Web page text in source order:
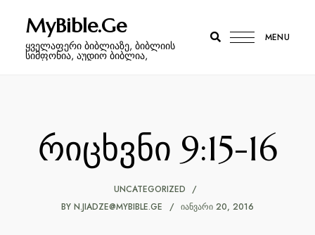
MyBible.Ge
ყველაფერი ბიბლიაზე, ბიბლიის
სიმფონია, აუდიო ბიბლია,
MENU
რიცხვნი 9:15-16
UNCATEGORIZED
BY N.JIADZE@MYBIBLE.GE ᲘᲐᲜᲕᲐᲠᲘ 20, 2016